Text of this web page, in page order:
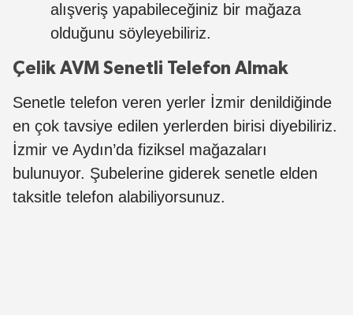
alışveriş yapabileceğiniz bir mağaza
olduğunu söyleyebiliriz.
Çelik AVM Senetli Telefon Almak
Senetle telefon veren yerler İzmir denildiğinde
en çok tavsiye edilen yerlerden birisi diyebiliriz.
İzmir ve Aydın’da fiziksel mağazaları
bulunuyor. Şubelerine giderek senetle elden
taksitle telefon alabiliyorsunuz.